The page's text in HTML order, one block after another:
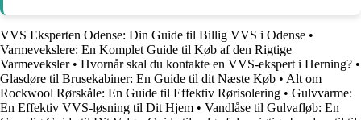
VVS Eksperten Odense: Din Guide til Billig VVS i Odense •
Varmevekslere: En Komplet Guide til Køb af den Rigtige
Varmeveksler• Hvornår skal du kontakte en VVS-ekspert i Herning? •
Glasdøre til Brusekabiner: En Guide til dit Næste Køb • Alt om
Rockwool Rørskåle: En Guide til Effektiv Rørisolering • Gulvvarme:
En Effektiv VVS-løsning til Dit Hjem • Vandlåse til Gulvafløb: En